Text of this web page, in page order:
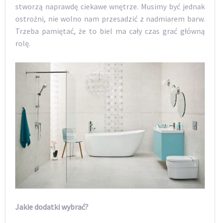
stworzą naprawdę ciekawe wnętrze. Musimy być jednak
ostrożni, nie wolno nam przesadzić z nadmiarem barw.
Trzeba pamiętać, że to biel ma cały czas grać główną
rolę.
Jakie dodatki wybrać?